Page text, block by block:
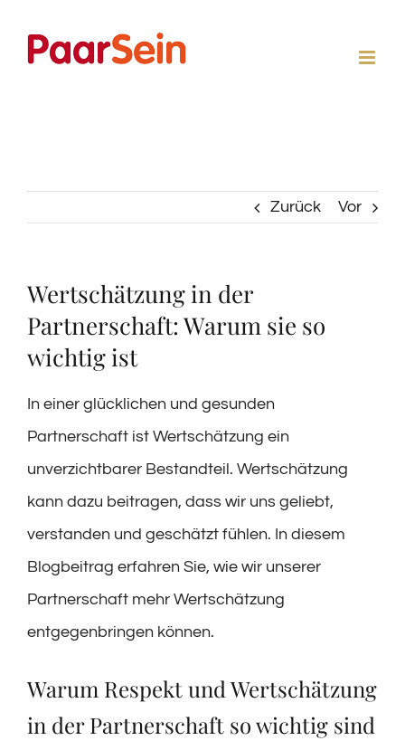
Inhalt
Zurück Vor
Wertschätzung in der
Partnerschaft: Warum sie so
wichtig ist
In einer glücklichen und gesunden
Partnerschaft ist Wertschätzung ein
unverzichtbarer Bestandteil. Wertschätzung
kann dazu beitragen, dass wir uns geliebt,
verstanden und geschätzt fühlen. In diesem
Blogbeitrag erfahren Sie, wie wir unserer
Partnerschaft mehr Wertschätzung
entgegenbringen können.
Warum Respekt und Wertschätzung
in der Partnerschaft so wichtig sind